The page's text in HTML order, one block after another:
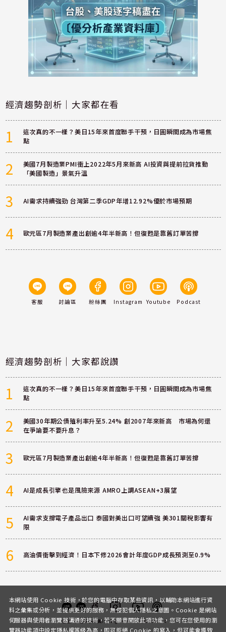
經濟趨勢剖析｜大家都在看
1
這次真的不一樣？美日15年來首度聯手干預，日圓瞬間成為市場焦
點
2
美國7月製造業PMI衝上2022年5月來新高 AI投資與提前拉貨推動
「美國製造」景氣升溫
3 AI需求持續強勁 台灣第二季GDP年增12.92%優於市場預期
4 歐元區7月製造業產出創逾4年半新高！但復甦是靠舊訂單苦撐
客服 討論區 粉絲團 Instagram Youtube Podcast
經濟趨勢剖析｜大家都說讚
1
這次真的不一樣？美日15年來首度聯手干預，日圓瞬間成為市場焦
點
2
美國30年期公債殖利率升至5.24% 創2007年來新高 市場為何還
在爭論要不要升息？
3 歐元區7月製造業產出創逾4年半新高！但復甦是靠舊訂單苦撐
4 AI是成長引擎也是風險來源 AMRO上調ASEAN+3展望
5
AI需求支撐電子產品出口 泰國對美出口可望續強 美301關稅影響有
限
6 高油價衝擊到經濟！日本下修2026會計年度GDP成長預測至0.9%
客服 討論區粉絲團InstagramYoutubePodcast
本網站使用 Cookie 技術，於您的電腦中存取某些資訊，以輔助本網站進行資
料之彙集或分析，並提供更好的服務，無侵犯個人隱私之意圖。Cookie 是網站
伺服器與使用者瀏覽器溝通的技術，若不願意開放此項功能，您可在您使用的瀏
覽器功能項中設定隱私權等級為高，即可拒絕 Cookie 的寫入，但可能會導致